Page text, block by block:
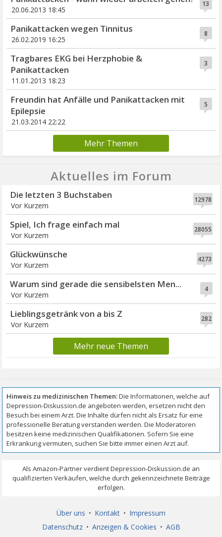
13
20.06.2013 18:45
8
Panikattacken wegen Tinnitus
26.02.2019 16:25
3
Tragbares EKG bei Herzphobie &
Panikattacken
11.01.2013 18:23
5
Freundin hat Anfälle und Panikattacken mit
Epilepsie
21.03.2014 22:22
Mehr Themen
Aktuelles im Forum
12978
Die letzten 3 Buchstaben
Vor Kurzem
28055
Spiel, Ich frage einfach mal
Vor Kurzem
4273
Glückwünsche
Vor Kurzem
4
Warum sind gerade die sensibelsten Men...
Vor Kurzem
282
Lieblingsgetränk von a bis Z
Vor Kurzem
Mehr neue Themen
Über uns • Kontakt • Impressum
Datenschutz • Anzeigen & Cookies • AGB